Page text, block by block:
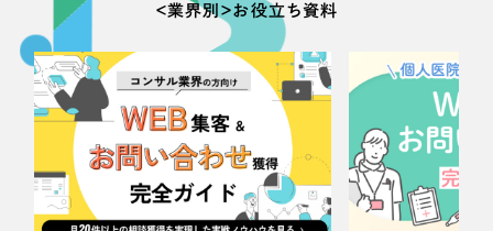
＜業界別＞お役立ち資料